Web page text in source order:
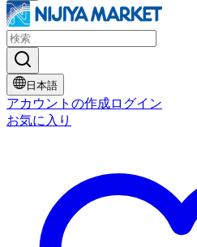
日本語
アカウントの作成ログイン
お気に入り